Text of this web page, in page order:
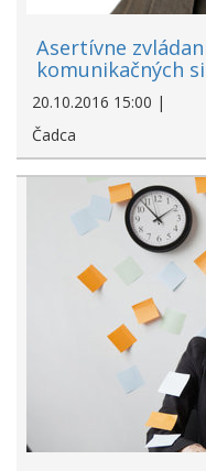
Asertívne
komunikačných
20.10.2016 15:00 |
Čadca